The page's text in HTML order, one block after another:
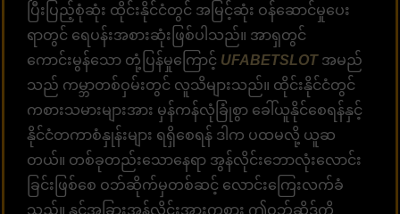
ပြီးပြည့်စုံဆုံး ထိုင်းနိုင်ငံတွင် အမြင့်ဆုံး ဝန်ဆောင်မှုပေး
ရာတွင် ရေပန်းအစားဆုံးဖြစ်ပါသည်။ အာရှတွင်
ကောင်းမွန်သော တုံ့ပြန်မှုကြောင့် UFABETSLOTအမည်
သည် ကမ္ဘာတစ်ဝှမ်းတွင် လူသိများသည်။ ထိုင်းနိုင်ငံတွင်
ကစားသမားများအား မှန်ကန်လုံခြုံစွာ ခေါ်ယူနိုင်စေရန်နှင့်
နိုင်ငံတကာစံနှုန်းများ ရရှိစေရန် ဒါက ပထမလို့ ယူဆ
တယ်။ တစ်ခုတည်းသောနေရာ အွန်လိုင်းဘောလုံးလောင်း
ခြင်းဖြစ်စေ ဝဘ်ဆိုက်မှတစ်ဆင့် လောင်းကြေးလက်ခံ
သည်။ နှင့်အခြားအွန်လိုင်းအားကစား ဤဝဘ်ဆိုဒ်ကို